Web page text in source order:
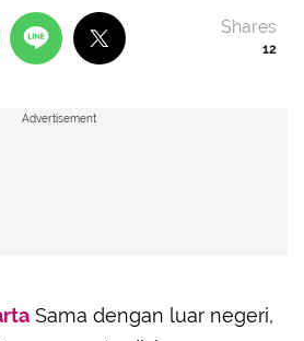
12
Shares
Advertisement
Sama dengan luar negeri,